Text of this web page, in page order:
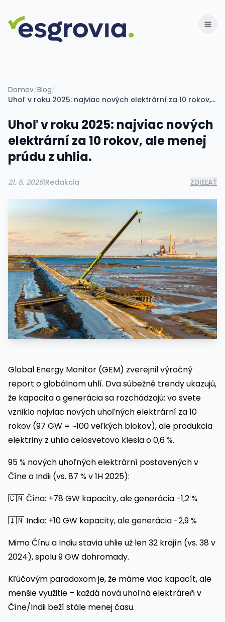
Domov/Blog/
Uhoľ v roku 2025: najviac nových elektrární za 10 rokov, ale menej prúdu z uhlia.
Uhoľ v roku 2025: najviac nových
elektrární za 10 rokov, ale menej
prúdu z uhlia.
21. 5. 2026|Redakcia ZDIEĽAŤ
Global Energy Monitor (GEM) zverejnil výročný
report o globálnom uhlí. Dva súbežné trendy ukazujú,
že kapacita a generácia sa rozchádzajú: vo svete
vzniklo najviac nových uhoľných elektrární za 10
rokov (97 GW = ~100 veľkých blokov), ale produkcia
elektriny z uhlia celosvetovo klesla o 0,6 %.
95 % nových uhoľných elektrární postavených v
Číne a Indii (vs. 87 % v 1H 2025):
🇨🇳 Čína: +78 GW kapacity, ale generácia -1,2 %
🇮🇳 India: +10 GW kapacity, ale generácia -2,9 %
Mimo Čínu a Indiu stavia uhlie už len 32 krajín (vs. 38 v
2024), spolu 9 GW dohromady.
Kľúčovým paradoxom je, že máme viac kapacít, ale
menšie využitie – každá nová uhoľná elektráreň v
Číne/Indii beží stále menej času.